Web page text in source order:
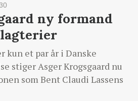
ny formand
kun et par år i Danske
stiger Asger Krogsgaard nu
som Bent Claudi Lassens